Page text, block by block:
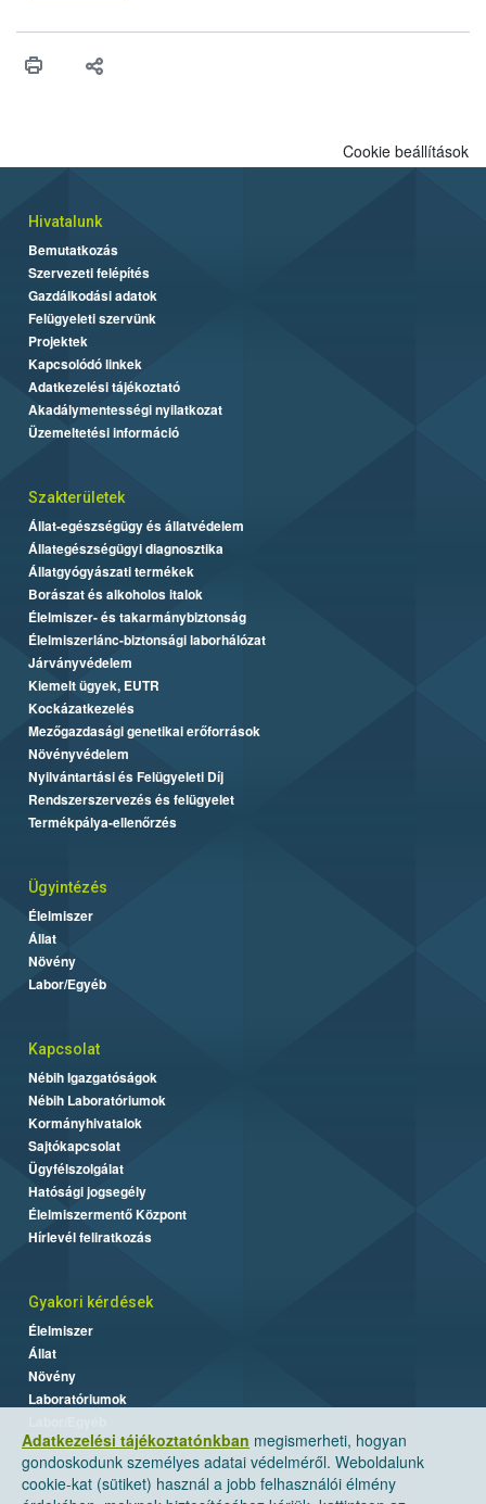
higiéniai szabályok betartása, a megfelelő hőkezelés, valamint a
biztonsági Hivatal (Nébih) Oktatási Programja összegyűjtötte a
Adatkezelési tájékoztatónkban megismerheti, hogyan
gondoskodunk személyes adatai védelméről. Weboldalunk
cookie-kat (sütiket) használ a jobb felhasználói élmény
Cookie beállítások
Hivatalunk
Bemutatkozás
Szervezeti felépítés
Gazdálkodási adatok
Felügyeleti szervünk
Projektek
Kapcsolódó linkek
Adatkezelési tájékoztató
Akadálymentességi nyilatkozat
Üzemeltetési információ
Szakterületek
Állat-egészségügy és állatvédelem
Állategészségügyi diagnosztika
Állatgyógyászati termékek
Borászat és alkoholos italok
Élelmiszer- és takarmánybiztonság
Élelmiszerlánc-biztonsági laborhálózat
Járványvédelem
Kiemelt ügyek, EUTR
Kockázatkezelés
Mezőgazdasági genetikai erőforrások
Növényvédelem
Nyilvántartási és Felügyeleti Díj
Rendszerszervezés és felügyelet
Termékpálya-ellenőrzés
Ügyintézés
Élelmiszer
Állat
Növény
Labor/Egyéb
Kapcsolat
Nébih Igazgatóságok
Nébih Laboratóriumok
Kormányhivatalok
Sajtókapcsolat
Ügyfélszolgálat
Hatósági jogsegély
Élelmiszermentő Központ
Hírlevél feliratkozás
Gyakori kérdések
Élelmiszer
Állat
Növény
Laboratóriumok